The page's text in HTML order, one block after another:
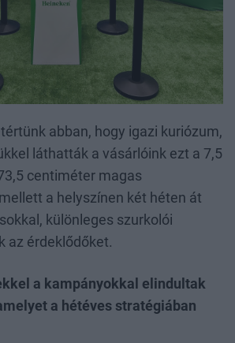
abban, hogy igazi kuriózum,
láthatták a vásárlóink ezt a 7,5
centiméter magas
a helyszínen két héten át
különleges szurkolói
az érdeklődőket.
a kampányokkal elindultak
a hétéves stratégiában